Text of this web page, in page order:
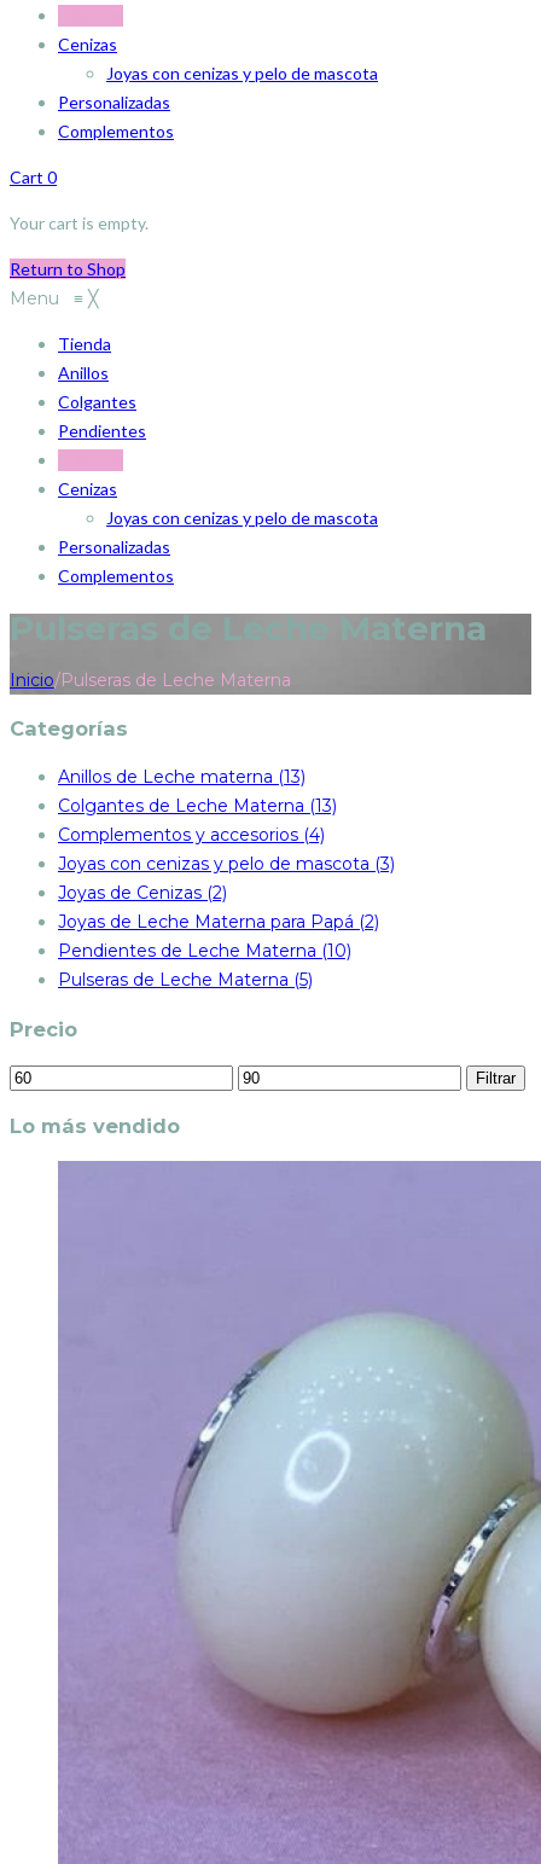
Cenizas
Joyas con cenizas y pelo de mascota
Personalizadas
Complementos
Cart 0
Your cart is empty.
Return to Shop
Menu ≡ ╳
Tienda
Anillos
Colgantes
Pendientes
Cenizas
Joyas con cenizas y pelo de mascota
Personalizadas
Complementos
Pulseras de Leche Materna
Inicio/Pulseras de Leche Materna
Categorías
Anillos de Leche materna (13)
Colgantes de Leche Materna (13)
Complementos y accesorios (4)
Joyas con cenizas y pelo de mascota (3)
Joyas de Cenizas (2)
Joyas de Leche Materna para Papá (2)
Pendientes de Leche Materna (10)
Pulseras de Leche Materna (5)
Precio
Precio
Precio
Filtrar
Lo más vendido